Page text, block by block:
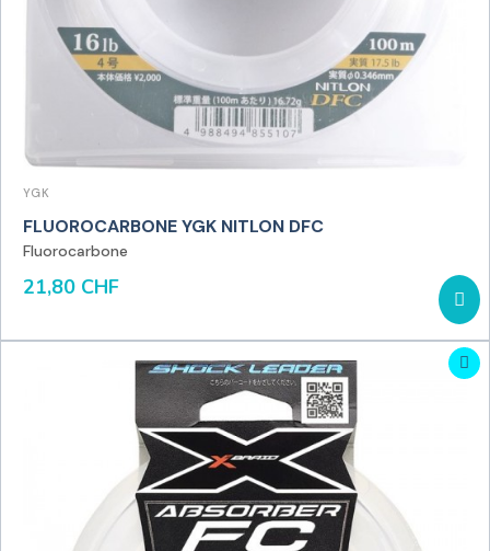
YGK
FLUOROCARBONE YGK NITLON DFC
Fluorocarbone
21,80 CHF